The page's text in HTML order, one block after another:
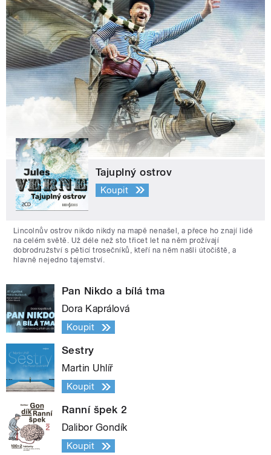
Tajuplný ostrov
Koupit
Lincolnův ostrov nikdo nikdy na mapě nenašel, a přece ho znají lidé
na celém světě. Už déle než sto třicet let na něm prožívají
dobrodružství s pěticí trosečníků, kteří na něm našli útočiště, a
hlavně nejedno tajemství.
Pan Nikdo a bílá tma
Dora Kaprálová
Koupit
Sestry
Martin Uhlíř
Koupit
Ranní špek 2
Dalibor Gondík
Koupit